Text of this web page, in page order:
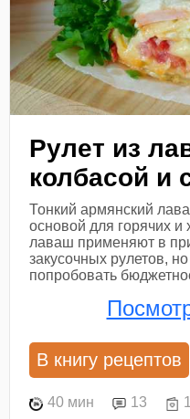
Рулет из
колбасой и
Тонкий армянский
основой для горячих
лаваш применяют в
закусочных рулетов,
попробовать
В книгу рецептов
40 мин 13